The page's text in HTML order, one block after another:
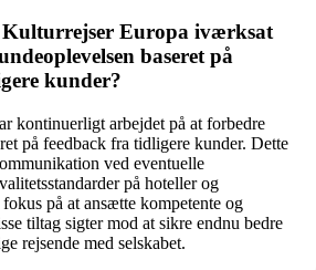
Europa iværksat
baseret på
kunder?
kontinuerligt arbejdet på at forbedre
på feedback fra tidligere kunder. Dette
ved eventuelle
på hoteller og
fokus på at ansætte kompetente og
tiltag sigter mod at sikre endnu bedre
rejsende med selskabet.